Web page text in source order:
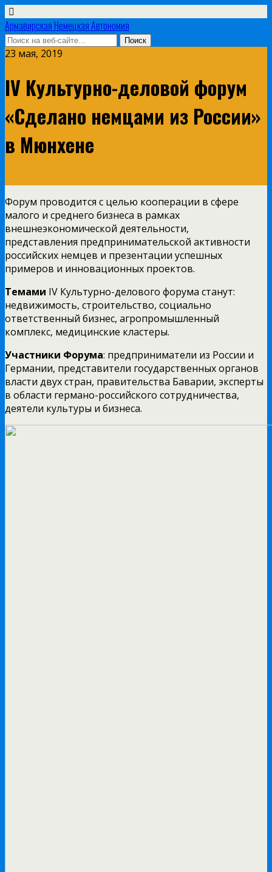
Армавирская Немецкая Автономия
23 мая, 2019
IV Культурно-деловой форум
«Сделано немцами из России»
в Мюнхене
Форум проводится с целью кооперации в сфере
малого и среднего бизнеса в рамках
внешнеэкономической деятельности,
представления предпринимательской активности
российских немцев и презентации успешных
примеров и инновационных проектов.
Темами IV Культурно-делового форума станут:
недвижимость, строительство, социально
ответственный бизнес, агропромышленный
комплекс, медицинские кластеры.
Участники Форума: предприниматели из России и
Германии, представители государственных органов
власти двух стран, правительства Баварии, эксперты
в области германо-российского сотрудничества,
деятели культуры и бизнеса.